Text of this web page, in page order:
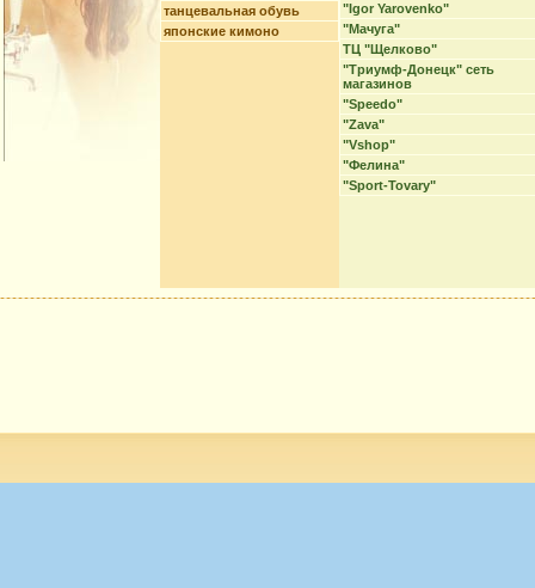
танцевальная обувь
японские кимоно
"Igor Yarovenko"
"Мачуга"
ТЦ "Щелково"
"Триумф-Донецк" сеть
магазинов
"Speedo"
"Zava"
"Vshop"
"Фелина"
"Sport-Tovary"